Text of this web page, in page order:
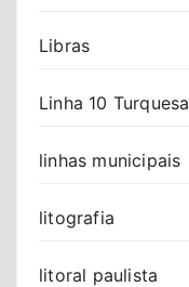
Libras
Linha 10 Turquesa
linhas municipais
litografia
litoral paulista